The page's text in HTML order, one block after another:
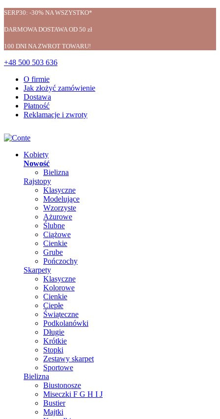
SERP30: -30% NA WSZYSTKO*
DARMOWA DOSTAWA OD 50 zł
100 DNI NA ZWROT TOWARU!
+48 500 503 636
O firmie
Jak złożyć zamówienie
Dostawa
Płatność
Reklamacje i zwroty
Kobiety
Nowość
Bielizna
Rajstopy
Klasyczne
Modelujące
Wzorzyste
Ażurowe
Ślubne
Ciążowe
Cienkie
Grube
Pończochy
Skarpety
Klasyczne
Kolorowe
Cienkie
Ciepłe
Świąteczne
Podkolanówki
Długie
Krótkie
Stopki
Zestawy skarpet
Sportowe
Bielizna
Biustonosze
Miseczki F G H I J
Bustier
Majtki